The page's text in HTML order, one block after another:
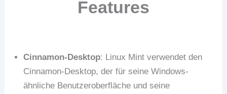
Features
Cinnamon-Desktop: Linux Mint verwendet den
Cinnamon-Desktop, der für seine Windows-
ähnliche Benutzeroberfläche und seine